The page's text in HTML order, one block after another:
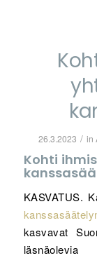
26.3.2023 / in
Kohti
KASVATUS.
kasvavat